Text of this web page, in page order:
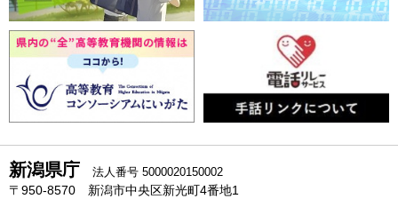
新潟県庁 法人番号 5000020150002
〒950-8570 新潟市中央区新光町4番地1